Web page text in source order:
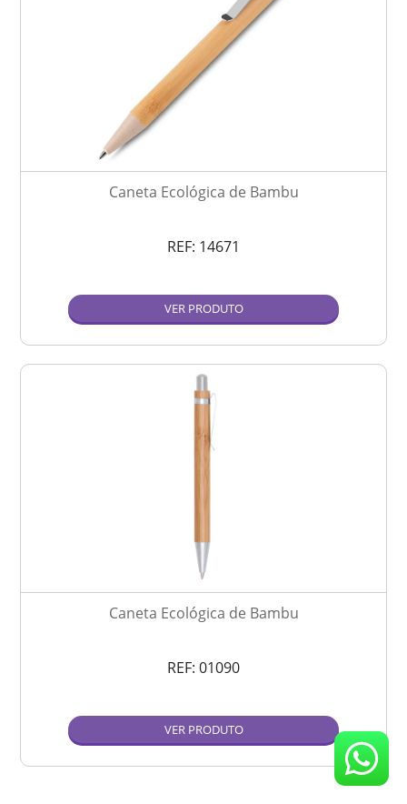
Caneta Ecológica de Bambu
REF: 14671
VER PRODUTO
Caneta Ecológica de Bambu
REF: 01090
VER PRODUTO